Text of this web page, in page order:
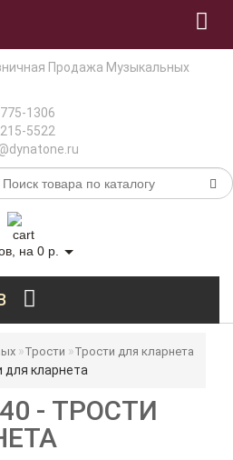
1306
5522
на 0 р.
Трости Трости для кларнета
для кларнета
- ТРОСТИ